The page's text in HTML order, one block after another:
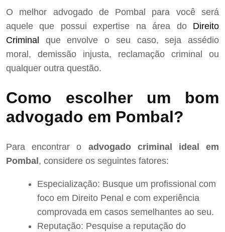
O melhor advogado de Pombal para você será
aquele que possui expertise na área do Direito
Criminal que envolve o seu caso, seja assédio
moral, demissão injusta, reclamação criminal ou
qualquer outra questão.
Como escolher um bom
advogado em Pombal?
Para encontrar o advogado criminal ideal em
Pombal , considere os seguintes fatores:
Especialização: Busque um profissional com
foco em Direito Penal e com experiência
comprovada em casos semelhantes ao seu.
Reputação: Pesquise a reputação do